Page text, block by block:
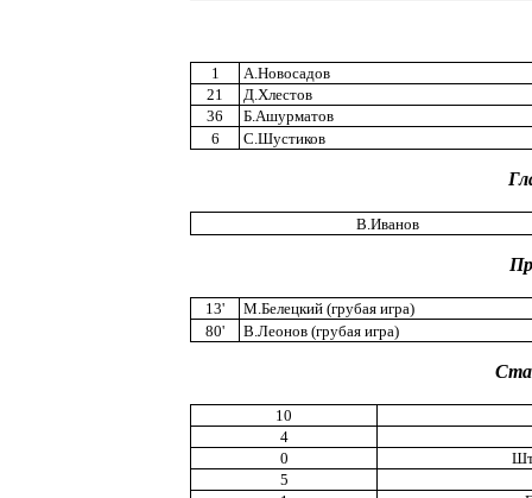
1
А.Новосадов
21
Д.Хлестов
36
Б.Ашурматов
6
С.Шустиков
В.Иванов
13'
М.Белецкий (грубая игра)
80'
В.Леонов (грубая игра)
10
4
0
5